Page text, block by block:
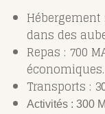
Hébergement
dans des
Repas : 700
économiques.
Transports : 3
Activités : 300